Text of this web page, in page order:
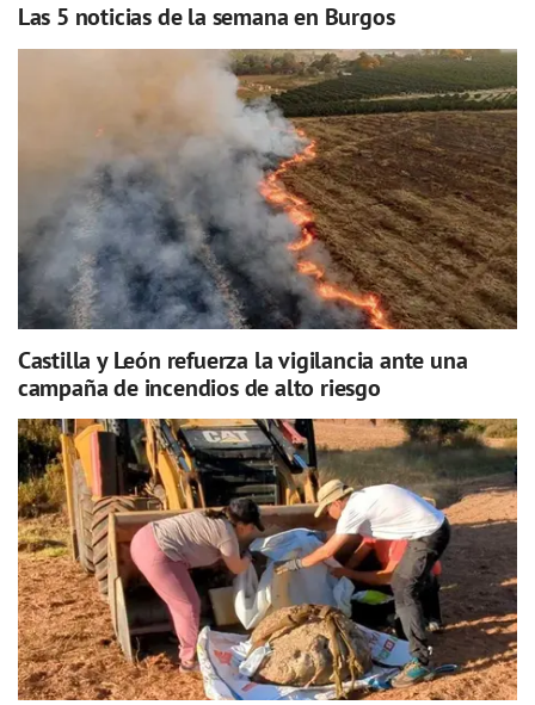
Las 5 noticias de la semana en Burgos
Castilla y León refuerza la vigilancia ante una
campaña de incendios de alto riesgo